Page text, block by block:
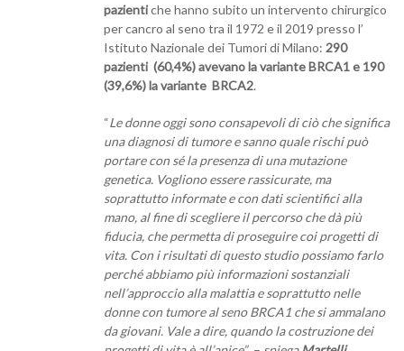
pazientiche hanno subito un intervento chirurgico
per cancro al seno tra il 1972 e il 2019 presso l’
Istituto Nazionale dei Tumori di Milano: 290
pazienti (60,4%) avevano la variante BRCA1 e 190
(39,6%) la variante BRCA2.
“Le donne oggi sono consapevoli di ciò che significa
una diagnosi di tumore e sanno quale rischi può
portare con sé la presenza di una mutazione
genetica. Vogliono essere rassicurate, ma
soprattutto informate e con dati scientifici alla
mano, al fine di scegliere il percorso che dà più
fiducia, che permetta di proseguire coi progetti di
vita. Con i risultati di questo studio possiamo farlo
perché abbiamo più informazioni sostanziali
nell’approccio alla malattia e soprattutto nelle
donne con tumore al seno BRCA1 che si ammalano
da giovani. Vale a dire, quando la costruzione dei